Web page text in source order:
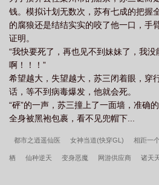
钱。模拟计划无数次，苏有七成的把握
的腐狼还是结结实实的咬了他一口，手
证明。
“我快要死了，再也见不到妹妹了，我
啊！！！”
希望越大，失望越大，苏三闭着眼，穿
话，等不到病毒爆发，他就会死。
“砰”的一声，苏三撞上了一面墙，准确
全身被黑袍包裹，看不见兜帽下...
都市之逍遥仙医 女神当道(快穿GL) 相距一
栖 仙种逆天 变身恶魔 网游供应商 诸天